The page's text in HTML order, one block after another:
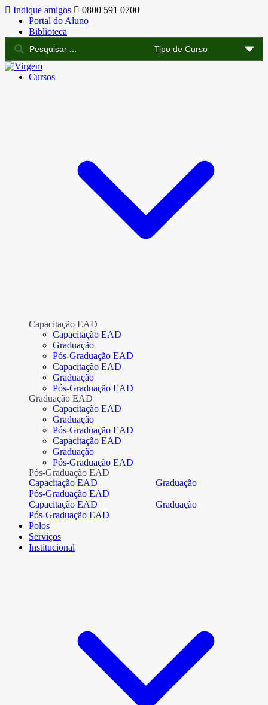
Indique amigos
0800 591 0700
Portal do Aluno
Biblioteca
Cursos
Capacitação EAD
Capacitação EAD
Graduação
Pós-Graduação EAD
Capacitação EAD
Graduação
Pós-Graduação EAD
Graduação EAD
Capacitação EAD
Graduação
Pós-Graduação EAD
Capacitação EAD
Graduação
Pós-Graduação EAD
Pós-Graduação EAD
Capacitação EAD
Graduação
Pós-Graduação EAD
Capacitação EAD
Graduação
Pós-Graduação EAD
Polos
Serviços
Institucional